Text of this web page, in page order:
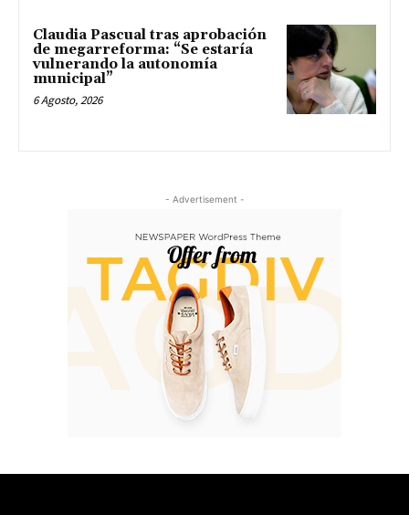
Claudia Pascual tras aprobación
de megarreforma: “Se estaría
vulnerando la autonomía
municipal”
6 Agosto, 2026
- Advertisement -